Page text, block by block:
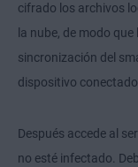
cifrado los archivos
la nube, de modo
sincronización del
dispositivo
Después accede al
no esté infectado.